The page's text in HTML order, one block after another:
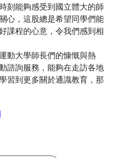
能夠感受到國立體大的師
心，這股總是希望同學們能
課程的心意，令我們感到相
大學師長們的慷慨與熱
諮詢服務，能夠在走訪各地
習到更多關於通識教育，那